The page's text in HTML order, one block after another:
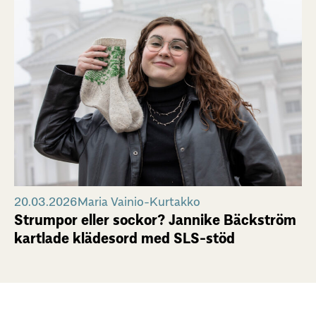
20.03.2026Maria Vainio-Kurtakko
Strumpor eller sockor? Jannike Bäckström
kartlade klädesord med SLS-stöd